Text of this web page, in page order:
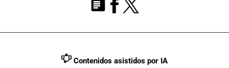
Contenidos asistidos por IA